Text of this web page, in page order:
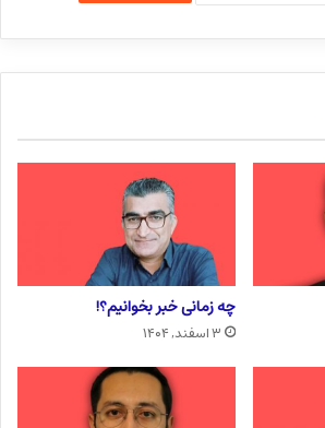
چه زمانی خبر بخوانیم؟!
۳ اسفند, ۱۴۰۴